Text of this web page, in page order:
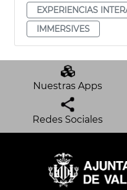
EXPERIENCIAS
IMMERSIVES
Nuestras Apps
Redes Sociales